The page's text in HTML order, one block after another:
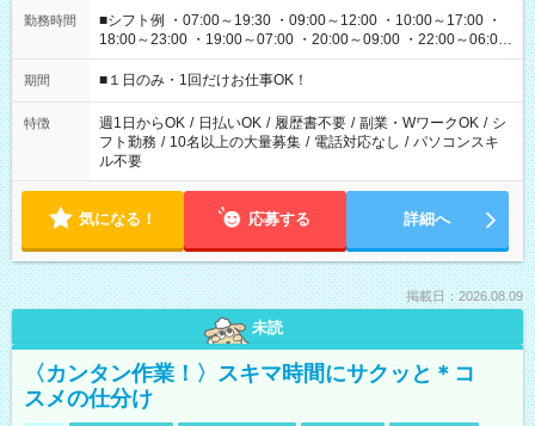
勤務時間
■シフト例 ・07:00～19:30 ・09:00～12:00 ・10:00～17:00 ・
18:00～23:00 ・19:00～07:00 ・20:00～09:00 ・22:00～06:00
etc ★最短で3時間で5,120円のお仕事から 15時間で2万円近く稼
げるお仕事も！ ご希望のお時間に合わせてご紹介！ ※シフトは
ください！
期間 ■１日のみ・1回だけお仕事OK！
特徴 週1日からOK / 日払いOK / 履歴書不要 / 副業・WワークOK / シ
フト勤務 / 10名以上の大量募集 / 電話対応なし / パソコンスキ
ル不要
気になる！ 応募する 詳細へ
掲載日：2026.08.09
未読
〈カンタン作業！〉スキマ時間にサクッと＊コ
スメの仕分け